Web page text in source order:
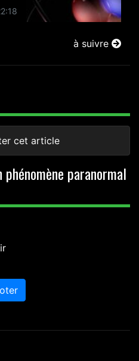
à suivre
cet article
phénomène paranormal